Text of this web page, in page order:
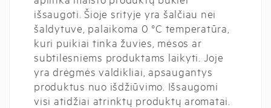
išsaugoti. Šioje srityje yra šalčiau nei
šaldytuve, palaikoma 0 °C temperatūra,
kuri puikiai tinka žuvies, mėsos ar
subtilesniems produktams laikyti. Joje
yra drėgmės valdikliai, apsaugantys
produktus nuo išdžiūvimo. Išsaugomi
visi atidžiai atrinktų produktų aromatai.